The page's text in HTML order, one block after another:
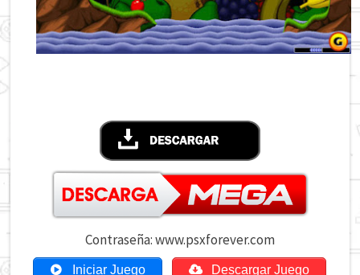
Contraseña: www.psxforever.com
Iniciar Juego Descargar Juego